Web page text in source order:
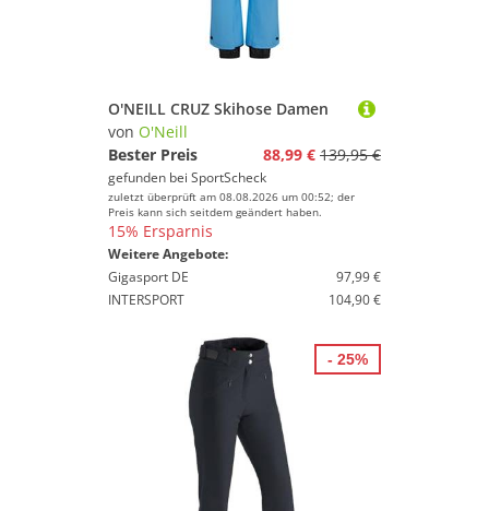
O'NEILL CRUZ Skihose Damen
von O'Neill
Bester Preis
88,99 € 139,95 €
gefunden bei SportScheck
zuletzt überprüft am 08.08.2026 um 00:52; der
Preis kann sich seitdem geändert haben.
15% Ersparnis
Weitere Angebote:
Gigasport DE
97,99 €
INTERSPORT
104,90 €
- 25%